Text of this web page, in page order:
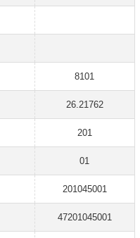
8101
26.21762
201
01
201045001
47201045001